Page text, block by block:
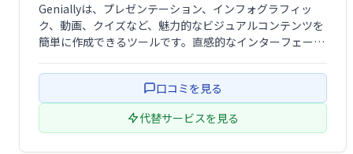
Geniallyは、プレゼンテーション、インフォグラフィッ
ク、動画、クイズなど、魅力的なビジュアルコンテンツを
簡単に作成できるツールです。直感的なインターフェース
制作可能。効果的なコミュニケーションを実現し、聴衆を
惹きつけます。ビジネス資料から教育 …
口コミを見る
代替サービスを見る